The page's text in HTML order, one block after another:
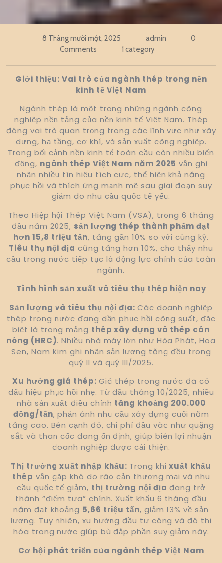
8 Tháng mười một, 2025 admin
0
Comments
1 category
Giới thiệu: Vai trò của ngành thép trong nền
kinh tế Việt Nam
Ngành thép là một trong những ngành công
nghiệp nền tảng của nền kinh tế Việt Nam. Thép
đóng vai trò quan trọng trong các lĩnh vực như xây
dựng, hạ tầng, cơ khí, và sản xuất công nghiệp.
Trong bối cảnh nền kinh tế toàn cầu còn nhiều biến
động, ngành thép Việt Nam năm 2025 vẫn ghi
nhận nhiều tín hiệu tích cực, thể hiện khả năng
phục hồi và thích ứng mạnh mẽ sau giai đoạn suy
giảm do nhu cầu quốc tế yếu.
Theo Hiệp hội Thép Việt Nam (VSA), trong 6 tháng
đầu năm 2025, sản lượng thép thành phẩm đạt
hơn 15,8 triệu tấn, tăng gần 10% so với cùng kỳ.
Tiêu thụ nội địa cũng tăng hơn 10%, cho thấy nhu
cầu trong nước tiếp tục là động lực chính của toàn
ngành.
Tình hình sản xuất và tiêu thụ thép hiện nay
Sản lượng và tiêu thụ nội địa: Các doanh nghiệp
thép trong nước đang dần phục hồi công suất, đặc
biệt là trong mảng thép xây dựng và thép cán
nóng (HRC). Nhiều nhà máy lớn như Hòa Phát, Hoa
Sen, Nam Kim ghi nhận sản lượng tăng đều trong
quý II và quý III/2025.
Xu hướng giá thép: Giá thép trong nước đã có
dấu hiệu phục hồi nhẹ. Từ đầu tháng 10/2025, nhiều
nhà sản xuất điều chỉnh tăng khoảng 200.000
đồng/tấn, phản ánh nhu cầu xây dựng cuối năm
tăng cao. Bên cạnh đó, chi phí đầu vào như quặng
sắt và than cốc đang ổn định, giúp biên lợi nhuận
doanh nghiệp được cải thiện.
Thị trường xuất nhập khẩu: Trong khi xuất khẩu
thép vẫn gặp khó do rào cản thương mại và nhu
cầu quốc tế giảm, thị trường nội địa đang trở
thành “điểm tựa” chính. Xuất khẩu 6 tháng đầu
năm đạt khoảng 5,66 triệu tấn, giảm 13% về sản
lượng. Tuy nhiên, xu hướng đầu tư công và đô thị
hóa trong nước giúp bù đắp phần suy giảm này.
Cơ hội phát triển của ngành thép Việt Nam